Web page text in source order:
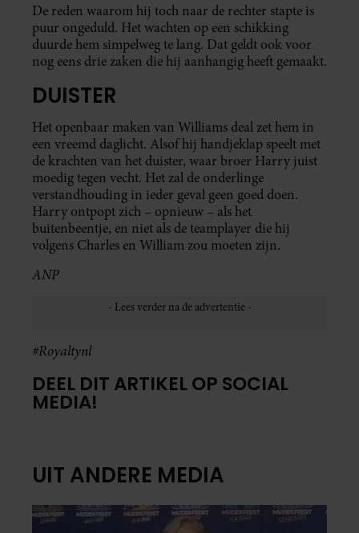
De reden waarom hij toch naar de rechter stapte is
puur ongeduld. Het wachten op een schikking
duurde hem simpelweg te lang. Dat geldt ook voor
nog eens drie zaken die hij aanhangig heeft gemaakt.
DUISTER
Het openbaar maken van Williams deal zet hem in
een vreemd daglicht. Alsof hij handjeklap speelt met
de krachten van het duister, waar broer Harry juist
moedig tegen vecht. Het zal de onderlinge
verstandhouding in ieder geval geen goed doen.
Harry ontpopt zich – opnieuw – als het
buitenbeentje, en niet als de teamplayer die hij
volgens Charles en William zou moeten zijn.
ANP
#Royaltynl
DEEL DIT ARTIKEL OP SOCIAL
MEDIA!
UIT ANDERE MEDIA